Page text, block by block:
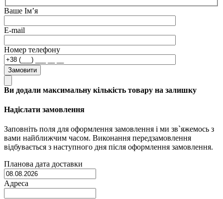
Ваше Ім’я
E-mail
Номер телефону
Замовити
Ви додали максимальну кількість товару на залишку
Надіслати замовлення
Заповніть поля для оформлення замовлення і ми зв`яжемось з
вами найближчим часом. Виконання передзамовлення
відбувається з наступного дня після оформлення замовлення.
Планова дата доставки
Адреса